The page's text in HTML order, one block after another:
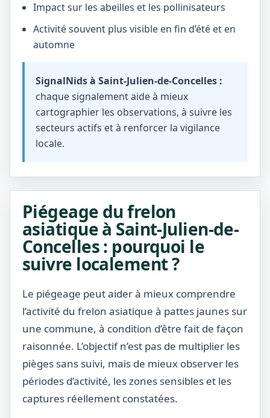
Impact sur les abeilles et les pollinisateurs
Activité souvent plus visible en fin d’été et en
automne
SignalNids à Saint-Julien-de-Concelles :
chaque signalement aide à mieux
cartographier les observations, à suivre les
secteurs actifs et à renforcer la vigilance
locale.
Piégeage du frelon
asiatique à Saint-Julien-de-
Concelles : pourquoi le
suivre localement ?
Le piégeage peut aider à mieux comprendre
l’activité du frelon asiatique à pattes jaunes sur
une commune, à condition d’être fait de façon
raisonnée. L’objectif n’est pas de multiplier les
pièges sans suivi, mais de mieux observer les
périodes d’activité, les zones sensibles et les
captures réellement constatées.